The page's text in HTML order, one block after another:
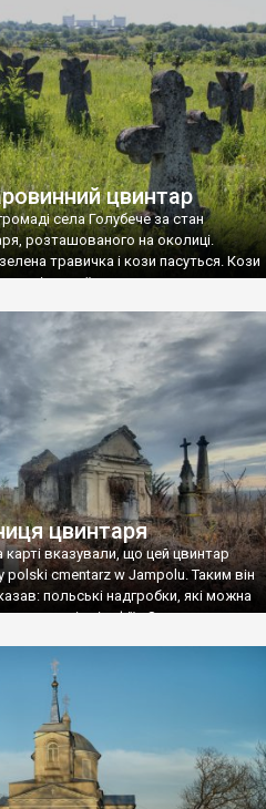
цвинтар
села Голубече за стан
розташованого на околиці.
травичка і кози пасуться. Кози
шкідливої, для старих кладовищ,
обгризають, бо то улюблений
у Голубечому ціла колекція
Село відносно невелике, […]
цвинтаря
карті вказували, що цей цвинтар
polski cmentarz w Jampolu. Таким він
польські надгробки, які можна
польські епітафії… Загалом цвинтар
гектарів. Перше враження про
польського цвинтаря виявилося